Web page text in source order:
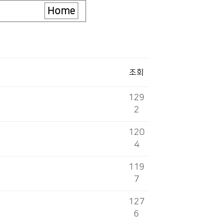
Home
조회
129
2
120
4
119
7
127
6